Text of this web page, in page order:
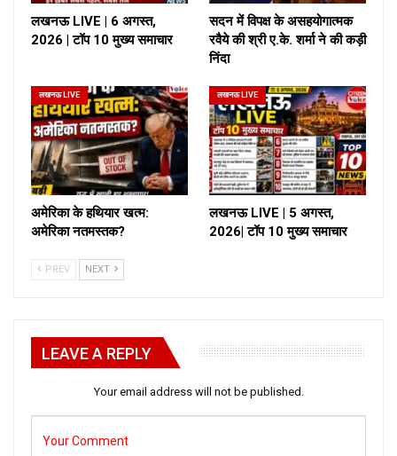
लखनऊ LIVE | 6 अगस्त,
2026 | टॉप 10 मुख्य समाचार
सदन में विपक्ष के असहयोगात्मक
रवैये की श्री ए.के. शर्मा ने की कड़ी
निंदा
लखनऊ LIVE
अमेरिका के हथियार खत्म:
अमेरिका नतमस्तक?
लखनऊ LIVE
लखनऊ LIVE | 5 अगस्त,
2026| टॉप 10 मुख्य समाचार
PREV NEXT
LEAVE A REPLY
Your email address will not be published.